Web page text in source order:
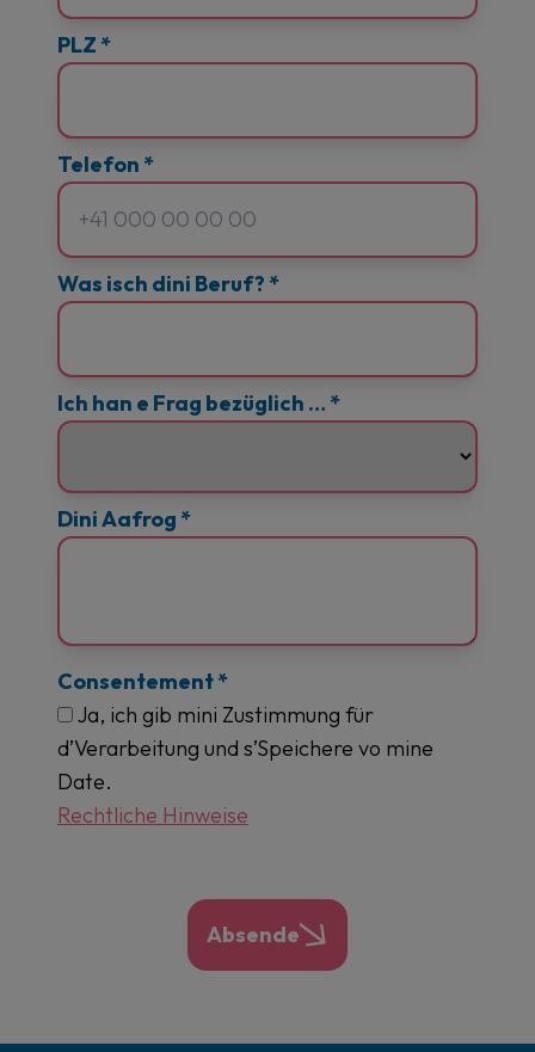
PLZ *
Telefon *
Was isch dini Beruf? *
Ich han e Frag bezüglich … *
Dini Aafrog *
Consentement*
Ja, ich gib mini Zustimmung für
d’Verarbeitung und s’Speichere vo mine
Date.
Rechtliche Hinweise
Absende